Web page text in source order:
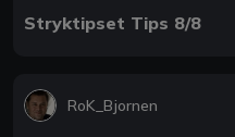
Stryktipset Tips 8/8
RoK_Bjornen